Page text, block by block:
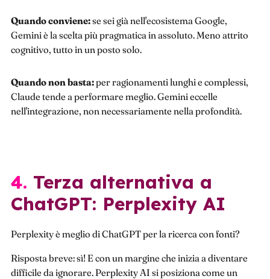
Quando conviene:se sei già nell'ecosistema Google,
Gemini è la scelta più pragmatica in assoluto. Meno attrito
cognitivo, tutto in un posto solo.
Quando non basta:per ragionamenti lunghi e complessi,
Claude tende a performare meglio. Gemini eccelle
nell'integrazione, non necessariamente nella profondità.
4. Terza alternativa a
ChatGPT: Perplexity AI
Perplexity è meglio di ChatGPT per la ricerca con fonti?
Risposta breve: sì! E con un margine che inizia a diventare
difficile da ignorare. Perplexity AI si posiziona come un